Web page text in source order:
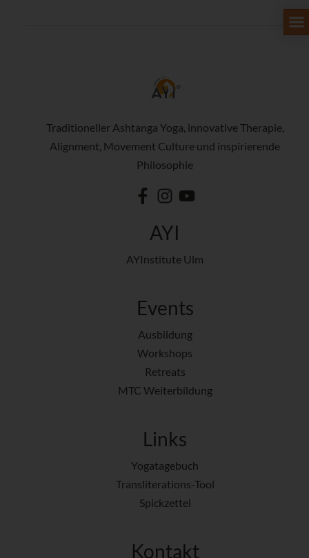
Traditioneller Ashtanga Yoga, innovative Therapie,
Alignment, Movement Culture und inspirierende
Philosophie
AYI
AYInstitute Ulm
Events
Ausbildung
Workshops
Retreats
MTC Weiterbildung
Links
Yogatagebuch
Transliterations-Tool
Spickzettel
Kontakt